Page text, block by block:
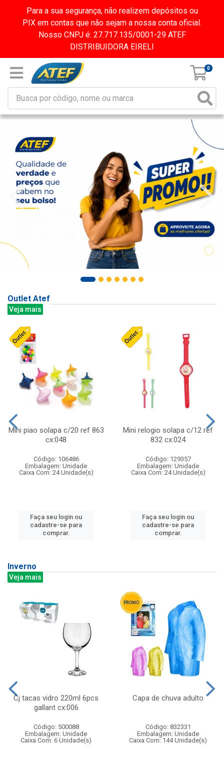
Para a sua segurança, não realizem depósitos ou
PIX em contas que não sejam a nossa conta oficial.
Nosso CNPJ é: 27.717.135/0001-29 ATEF
DISTRIBUIDORA EIRELI
0
Outlet Atef
Veja mais
Mini piao solapa c/20 ref 863
cx:048
Código: 106486
Embalagem: Unidade
Caixa Com: 24 Unidade(s)
Faça seu login ou
cadastre-se para
comprar.
Mini relogio solapa c/12 ref
832 cx:024
Código: 129357
Embalagem: Unidade
Caixa Com: 24 Unidade(s)
Faça seu login ou
cadastre-se para
comprar.
Inverno
Veja mais
Cj tacas vidro 220ml 6pcs
gallant cx:006
Código: 500088
Embalagem: Unidade
Caixa Com: 6 Unidade(s)
Capa de chuva adulto
Código: 832331
Embalagem: Unidade
Caixa Com: 144 Unidade(s)